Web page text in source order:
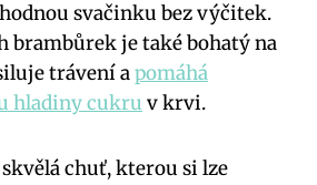
svačinku bez výčitek.
brambůrek je také bohatý na
trávení apomáhá
hladiny cukru v krvi.
chuť, kterou si lze